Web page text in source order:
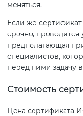
меняться.
Если же
срочно, проводится
предполагающая
специалистов,
перед ними задачу
Стоимость
Цена сертификата